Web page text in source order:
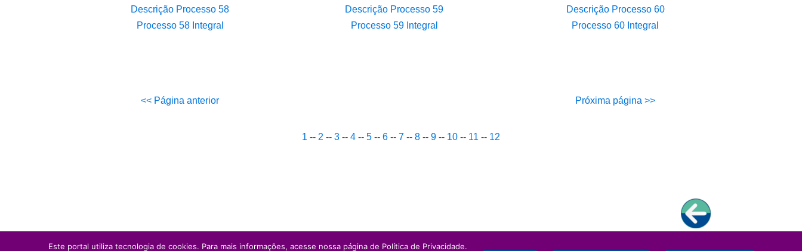
Descrição Processo 58 Descrição Processo 59
Descrição Processo 60
Processo 58 Integral
Processo 59 Integral Processo 60 Integral
<< Página anterior Próxima página >>
1 -- 2 -- 3 -- 4 -- 5 -- 6 -- 7 -- 8 -- 9 -- 10 -- 11 -- 12
Este portal utiliza tecnologia de cookies. Para mais informações, acesse nossa página de Política de Privacidade.